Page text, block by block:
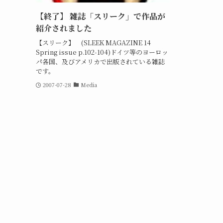
【終了】 雑誌「スリーク」で作品が
紹介されました
【スリーク】 (SLEEK MAGAZINE 14
Spring issue p.102-104)ドイツ等のヨーロッ
パ各国、及びアメリカで出版されている雑誌
です。
2007-07-28 Media